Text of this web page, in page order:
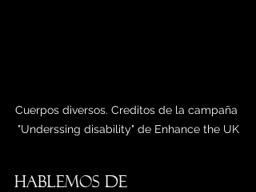
Cuerpos diversos. Creditos de la campaña
"Underssing disability" de Enhance the UK
Hablemos de